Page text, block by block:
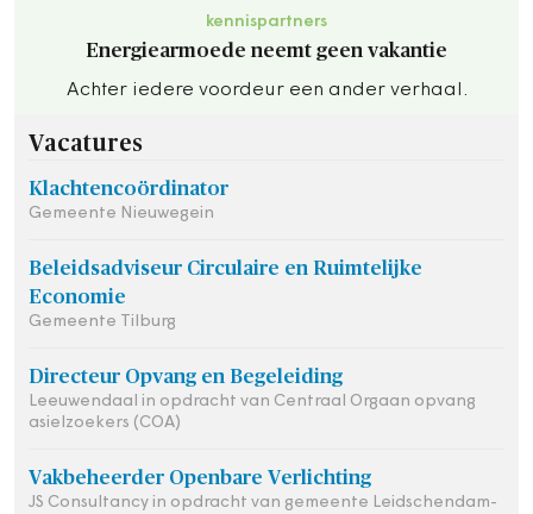
kennispartners
Energiearmoede neemt geen vakantie
Achter iedere voordeur een ander verhaal.
Vacatures
Klachtencoördinator
Gemeente Nieuwegein
Beleidsadviseur Circulaire en Ruimtelijke
Economie
Gemeente Tilburg
Directeur Opvang en Begeleiding
Leeuwendaal in opdracht van Centraal Orgaan opvang
asielzoekers (COA)
Vakbeheerder Openbare Verlichting
JS Consultancy in opdracht van gemeente Leidschendam-